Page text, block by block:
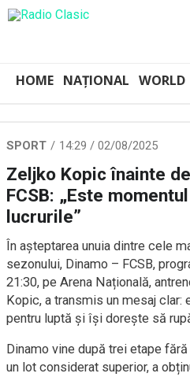
HOME NAȚIONAL WORLD
SPORT 14:29 / 02/08/2025
Zeljko Kopic înainte
FCSB: „Este
lucrurile”
În așteptarea unuia dintre cele
sezonului, Dinamo – FCSB,
21:30, pe Arena Națională,
Kopic, a transmis un mesaj clar:
pentru luptă și își dorește să
Dinamo vine după trei etape
un lot considerat superior, a